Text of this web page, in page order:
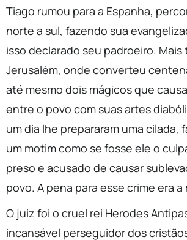
Tiago rumou para a Espanha,
norte a sul, fazendo sua
isso declarado seu padroeiro. Mais
Jerusalém, onde converteu
até mesmo dois mágicos que
entre o povo com suas artes
um dia lhe prepararam uma cilada,
um motim como se fosse ele o
preso e acusado de causar
povo. A pena para esse crime era a
O juiz foi o cruel rei Herodes
incansável perseguidor dos